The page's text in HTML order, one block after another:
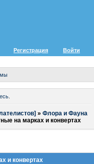
Регистрация Войти
.
»Флора и Фауна
на марках и конвертах
и конвертах